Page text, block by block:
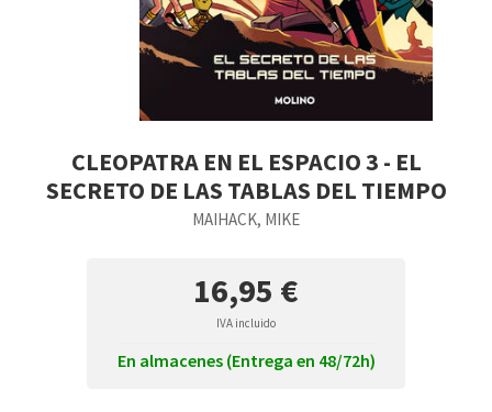
CLEOPATRA EN EL ESPACIO 3 - EL
SECRETO DE LAS TABLAS DEL TIEMPO
MAIHACK, MIKE
16,95 €
IVA incluido
En almacenes (Entrega en 48/72h)